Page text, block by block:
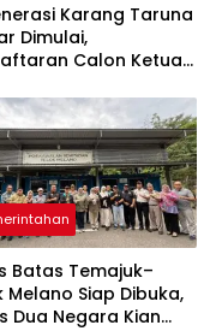
Karang Taruna
Dimulai,
Calon Ketua
Batas Temajuk–
Melano Siap Dibuka,
Dua Negara Kian